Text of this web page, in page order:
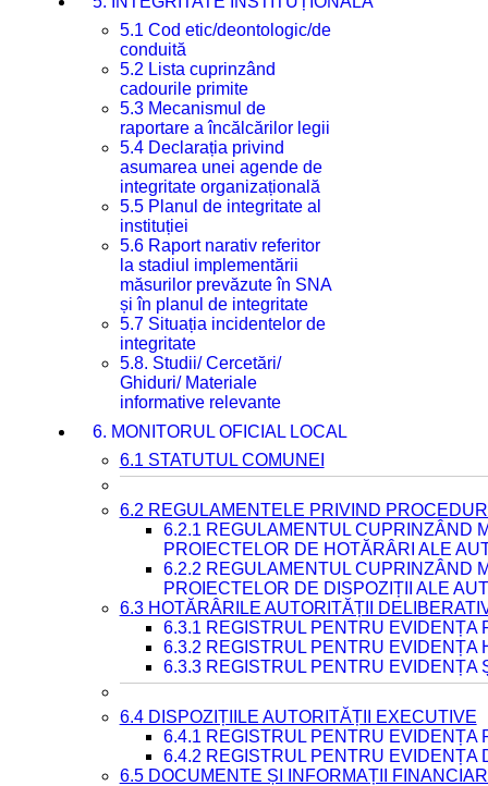
5.1 Cod etic/deontologic/de
conduită
5.2 Lista cuprinzând
cadourile primite
5.3 Mecanismul de
raportare a încălcărilor legii
5.4 Declarația privind
asumarea unei agende de
integritate organizațională
5.5 Planul de integritate al
instituției
5.6 Raport narativ referitor
la stadiul implementării
măsurilor prevăzute în SNA
și în planul de integritate
5.7 Situația incidentelor de
integritate
5.8. Studii/ Cercetări/
Ghiduri/ Materiale
informative relevante
6. MONITORUL OFICIAL LOCAL
6.1 STATUTUL COMUNEI
6.2 REGULAMENTELE PRIVIND
6.2.1 REGULAMENTUL CUPRINZÂND
PROIECTELOR DE HOTĂRÂRI ALE
6.2.2 REGULAMENTUL CUPRINZÂND
PROIECTELOR DE DISPOZIȚII ALE
6.3 HOTĂRÂRILE AUTORITĂȚII
6.3.1 REGISTRUL PENTRU EVIDENȚA
6.3.2 REGISTRUL PENTRU EVIDENȚA
6.3.3 REGISTRUL PENTRU EVIDENȚA
6.4 DISPOZIȚIILE AUTORITĂȚII EXECUTIVE
6.4.1 REGISTRUL PENTRU EVIDENȚA
6.4.2 REGISTRUL PENTRU EVIDENȚA
6.5 DOCUMENTE ȘI INFORMAȚII